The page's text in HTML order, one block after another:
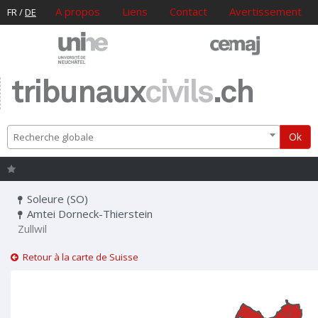
FR/DE A propos Liens Contact Avertissement
tribunauxcivils.ch
Recherche globale Ok
Soleure (SO)
Amtei Dorneck-Thierstein
Zullwil
Retour à la carte de Suisse